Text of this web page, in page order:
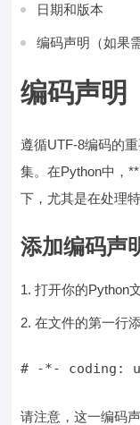
日期和版本
编码声明（如果
编码声明
遵循UTF-8编码的
集。在Python中，
下，尤其是在处理
添加编码声
打开你的Python文
在文件的第一行
请注意，这一编码